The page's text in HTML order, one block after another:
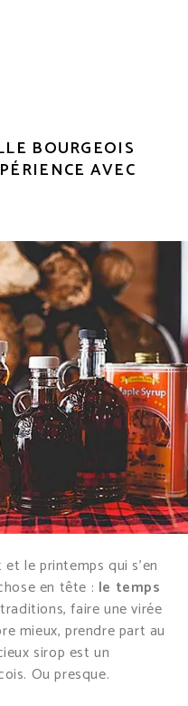
BOURGEOIS
AVEC
le printemps qui s’en
en tête : le temps
faire une virée
mieux, prendre part au
sirop est un
Ou presque.